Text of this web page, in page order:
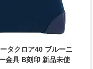
タクロア40 ブルーニ
金具 B刻印 新品未使